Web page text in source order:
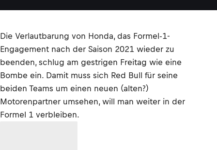
Die Verlautbarung von Honda, das Formel-1-
Engagement nach der Saison 2021 wieder zu
beenden, schlug am gestrigen Freitag wie eine
Bombe ein. Damit muss sich Red Bull für seine
beiden Teams um einen neuen (alten?)
Motorenpartner umsehen, will man weiter in der
Formel 1 verbleiben.